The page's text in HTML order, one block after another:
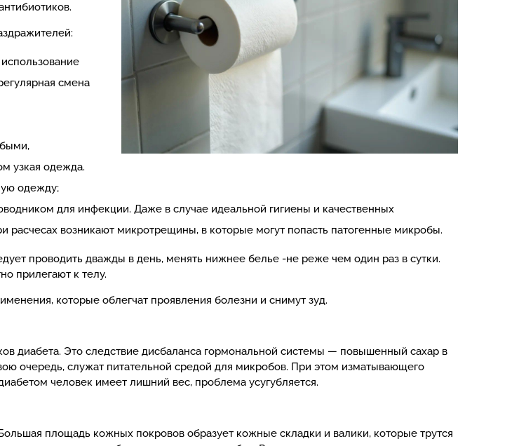
смена
узкая одежда.
одежду;
для инфекции. Даже в случае идеальной гигиены и качественных
расчесах возникают микротрещины, в которые могут попасть патогенные микробы.
проводить дважды в день, менять нижнее белье -не реже чем один раз в сутки.
прилегают к телу.
которые облегчат проявления болезни и снимут зуд.
диабета. Это следствие дисбаланса гормональной системы — повышенный сахар в
очередь, служат питательной средой для микробов. При этом изматывающего
человек имеет лишний вес, проблема усугубляется.
площадь кожных покровов образует кожные складки и валики, которые трутся